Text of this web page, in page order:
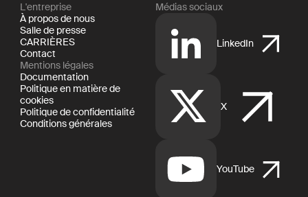
L'entreprise
À propos de nous
Salle de presse
CARRIÈRES
Contact
Mentions légales
Documentation
Politique en matière de
cookies
Politique de confidentialité
Conditions générales
Médias sociaux
LinkedIn
X
YouTube